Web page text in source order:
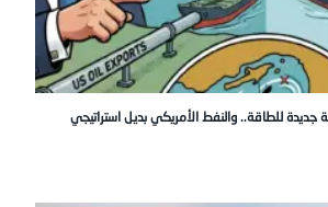
جديدة للطاقة.. والنفط الأمريكي بديل استراتيجي